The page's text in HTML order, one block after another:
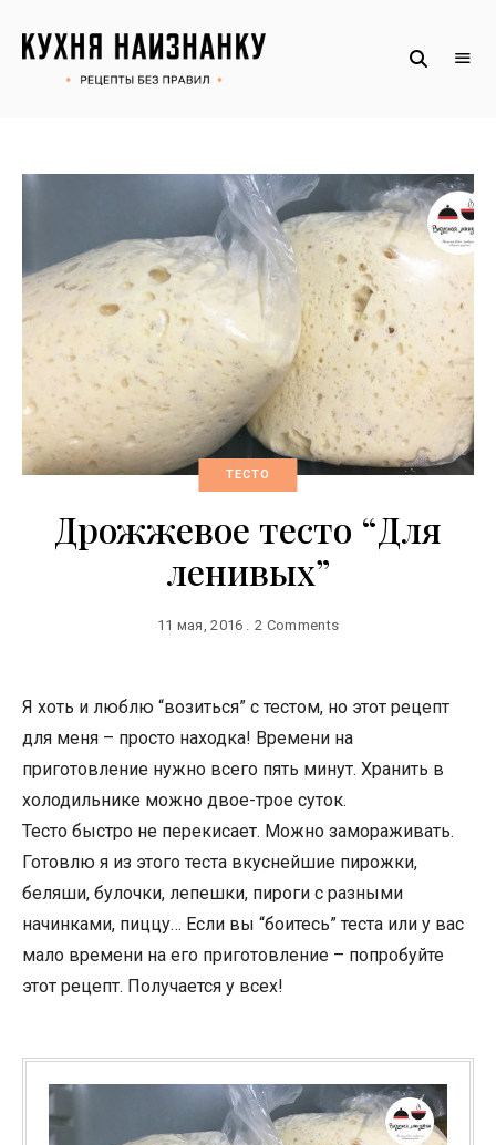
сайт
ТЕСТО
Дрожжевое тесто “Для
ленивых”
11 мая, 2016 2 Comments
Я хоть и люблю “возиться” с тестом, но этот рецепт
для меня – просто находка! Времени на
приготовление нужно всего пять минут. Хранить в
холодильнике можно двое-трое суток.
Тесто быстро не перекисает. Можно замораживать.
Готовлю я из этого теста вкуснейшие пирожки,
беляши, булочки, лепешки, пироги с разными
начинками, пиццу… Если вы “боитесь” теста или у вас
мало времени на его приготовление – попробуйте
этот рецепт. Получается у всех!